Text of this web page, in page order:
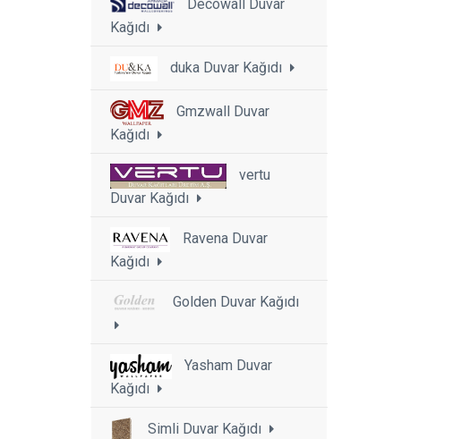
Decowall Duvar
Kağıdı
duka Duvar Kağıdı
Gmzwall Duvar
Kağıdı
vertu
Duvar Kağıdı
Ravena Duvar
Kağıdı
Golden Duvar Kağıdı
Yasham Duvar
Kağıdı
Simli Duvar Kağıdı